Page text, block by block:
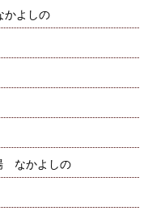
よしの
なかよしの